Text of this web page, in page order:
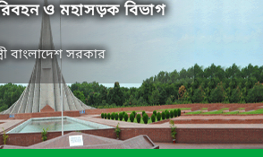
ও মহাসড়ক বিভাগ
বাংলাদেশ সরকার